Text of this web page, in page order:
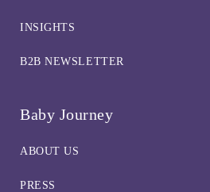
INSIGHTS
B2B NEWSLETTER
Baby Journey
ABOUT US
PRESS